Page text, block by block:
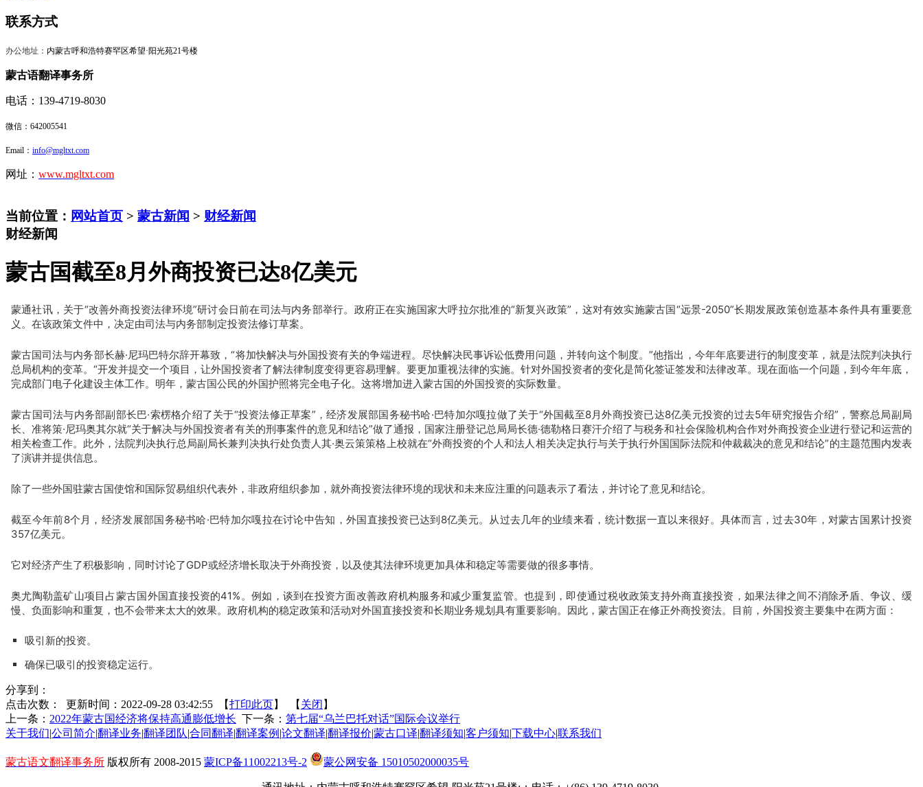
联系方式
办公地址： 内蒙古呼和浩特赛罕区希望·阳光苑21号楼
蒙古语翻译事务所
电话：139-4719-8030
微信： 642005541
Email： info@mgltxt.com
网址： www.mgltxt.com
当前位置： 网站首页 > 蒙古新闻 > 财经新闻
财经新闻
蒙古国截至8月外商投资已达8亿美元
蒙通社讯，关于“改善外商投资法律环境”研讨会日前在司法与内务部举行。政府正在实施国家大呼拉尔批准的“新复兴政策”，这对有效实施蒙古国“远景-2050”长期发展政策创造基本条件具有重要意
义。在该政策文件中，决定由司法与内务部制定投资法修订草案。
蒙古国司法与内务部长赫·尼玛巴特尔辞开幕致，“将加快解决与外国投资有关的争端进程。尽快解决民事诉讼低费用问题，并转向这个制度。”他指出，今年年底要进行的制度变革，就是法院判决执行
总局机构的变革。“开发并提交一个项目，让外国投资者了解法律制度变得更容易理解。要更加重视法律的实施。针对外国投资者的变化是简化签证签发和法律改革。现在面临一个问题，到今年年底，
完成部门电子化建设主体工作。明年，蒙古国公民的外国护照将完全电子化。这将增加进入蒙古国的外国投资的实际数量。
蒙古国司法与内务部副部长巴·索楞格介绍了关于“投资法修正草案”，经济发展部国务秘书哈·巴特加尔嘎拉做了关于“外国截至8月外商投资已达8亿美元投资的过去5年研究报告介绍”，警察总局副局
长、准将策·尼玛奥其尔就“关于解决与外国投资者有关的刑事案件的意见和结论”做了通报，国家注册登记总局局长德·德勒格日赛汗介绍了与税务和社会保险机构合作对外商投资企业进行登记和运营的
相关检查工作。此外，法院判决执行总局副局长兼判决执行处负责人其·奥云策策格上校就在“外商投资的个人和法人相关决定执行与关于执行外国国际法院和仲裁裁决的意见和结论”的主题范围内发表
了演讲并提供信息。
除了一些外国驻蒙古国使馆和国际贸易组织代表外，非政府组织参加，就外商投资法律环境的现状和未来应注重的问题表示了看法，并讨论了意见和结论。
截至今年前8个月，经济发展部国务秘书哈·巴特加尔嘎拉在讨论中告知，外国直接投资已达到8亿美元。从过去几年的业绩来看，统计数据一直以来很好。具体而言，过去30年，对蒙古国累计投资
357亿美元。
它对经济产生了积极影响，同时讨论了GDP或经济增长取决于外商投资，以及使其法律环境更加具体和稳定等需要做的很多事情。
奥尤陶勒盖矿山项目占蒙古国外国直接投资的41%。例如，谈到在投资方面改善政府机构服务和减少重复监管。也提到，即使通过税收政策支持外商直接投资，如果法律之间不消除矛盾、争议、缓
慢、负面影响和重复，也不会带来太大的效果。政府机构的稳定政策和活动对外国直接投资和长期业务规划具有重要影响。因此，蒙古国正在修正外商投资法。目前，外国投资主要集中在两方面：
吸引新的投资。
确保已吸引的投资稳定运行。
分享到：
点击次数：
更新时间：2022-09-28 03:42:55 【打印此页 】 【 关闭 】
上一条： 2022年蒙古国经济将保持高通膨低增长 下一条： 第七届“乌兰巴托对话”国际会议举行
关于我们 公司简介 翻译业务 翻译团队 合同翻译 翻译案例 论文翻译 翻译报价 蒙古口译 翻译须知 客户须知 下载中心联系我们
蒙古语文翻译事务所 版权所有 2008-2015 蒙ICP备11002213号-2 蒙公网安备 15010502000035号